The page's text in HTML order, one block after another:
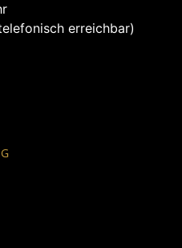
erreichbar)